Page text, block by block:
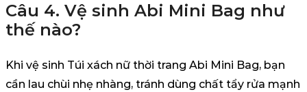
Câu 4. Vệ sinh Abi Mini Bag như
thế nào?
Khi vệ sinh Túi xách nữ thời trang Abi Mini Bag, bạn
cần lau chùi nhẹ nhàng, tránh dùng chất tẩy rửa mạnh